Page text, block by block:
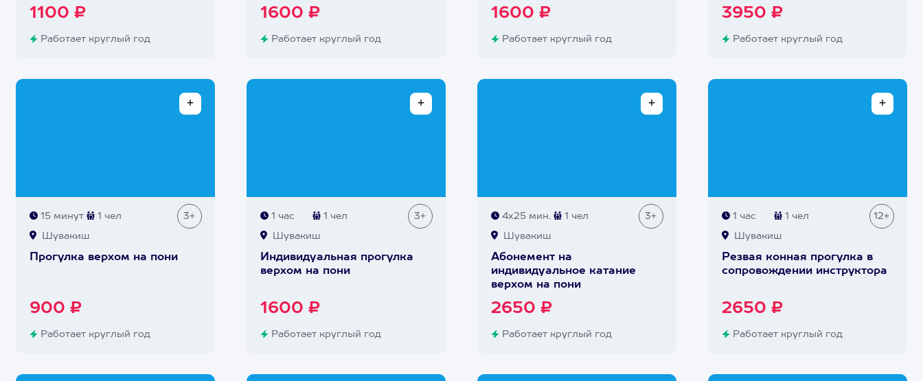
1100 ₽
Работает круглый год
1600 ₽
Работает круглый год
1600 ₽
Работает круглый год
3950 ₽
Работает круглый год
15 минут 1 чел 3+
Шувакиш
Прогулка верхом на пони
900 ₽
Работает круглый год
1 час 1 чел 3+
Шувакиш
Индивидуальная прогулка
верхом на пони
1600 ₽
Работает круглый год
4х25 мин. 1 чел 3+
Шувакиш
Абонемент на
индивидуальное катание
верхом на пони
2650 ₽
Работает круглый год
1 час 1 чел 12+
Шувакиш
Резвая конная прогулка в
сопровождении инструктора
2650 ₽
Работает круглый год